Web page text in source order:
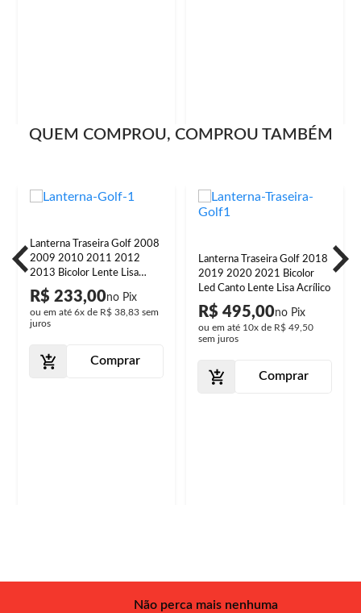
QUEM COMPROU, COMPROU TAMBÉM
Lanterna Traseira Golf 2008
2009 2010 2011 2012
2013 Bicolor Lente Lisa
Preto
R$ 233,00
ou em até 6x de R$ 38,83 sem
juros
Comprar
Lanterna Traseira Golf 2018
2019 2020 2021 Bicolor
Led Canto Lente Lisa Acrílico
R$ 495,00
ou em até 10x de R$ 49,50
sem juros
Comprar
Não perca mais nenhuma